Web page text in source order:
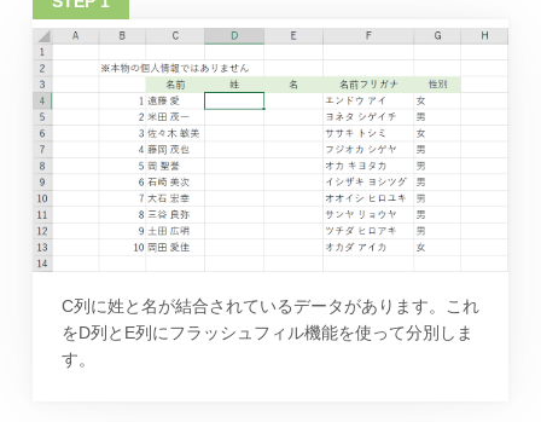
C列に姓と名が結合されているデータがあります。これ
をD列とE列にフラッシュフィル機能を使って分別しま
す。